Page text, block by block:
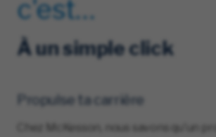
c'est…
À un simple click
Propulse ta carrière
Chez McKesson, nous savons qu'un